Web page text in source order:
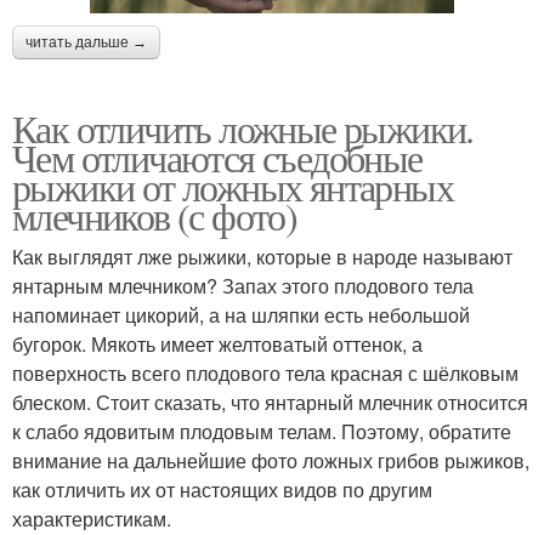
читать дальше →
Как отличить ложные рыжики.
Чем отличаются съедобные
рыжики от ложных янтарных
млечников (с фото)
Как выглядят лже рыжики, которые в народе называют
янтарным млечником? Запах этого плодового тела
напоминает цикорий, а на шляпки есть небольшой
бугорок. Мякоть имеет желтоватый оттенок, а
поверхность всего плодового тела красная с шёлковым
блеском. Стоит сказать, что янтарный млечник относится
к слабо ядовитым плодовым телам. Поэтому, обратите
внимание на дальнейшие фото ложных грибов рыжиков,
как отличить их от настоящих видов по другим
характеристикам.